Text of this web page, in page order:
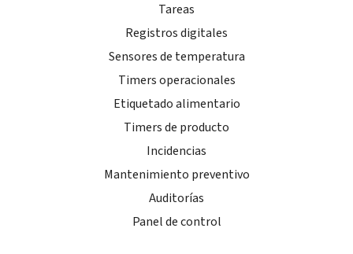
Tareas
Registros digitales
Sensores de temperatura
Timers operacionales
Etiquetado alimentario
Timers de producto
Incidencias
Mantenimiento preventivo
Auditorías
Panel de control